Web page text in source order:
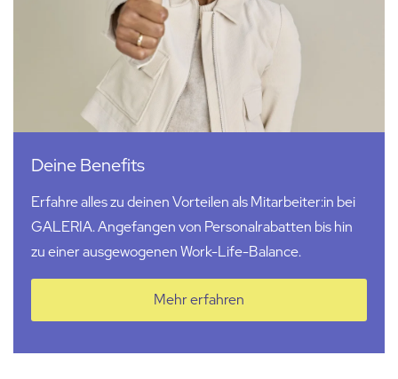
Deine Benefits
Erfahre alles zu deinen Vorteilen als Mitarbeiter:in bei
GALERIA. Angefangen von Personalrabatten bis hin
zu einer ausgewogenen Work-Life-Balance.
Mehr erfahren